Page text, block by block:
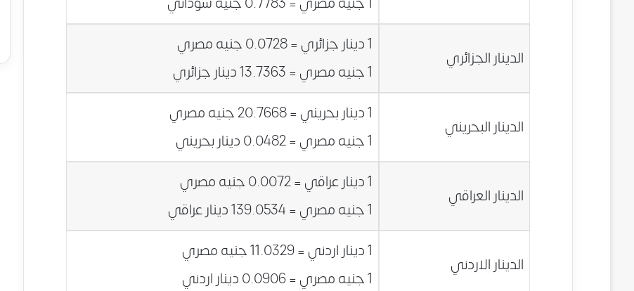
الدينار الجزائري
1 دينار جزائري = 0.0728 جنيه مصري
1 جنيه مصري = 13.7363 دينار جزائري
الدينار البحريني
1 دينار بحريني = 20.7668 جنيه مصري
1 جنيه مصري = 0.0482 دينار بحريني
الدينار العراقي
1 دينار عراقي = 0.0072 جنيه مصري
1 جنيه مصري = 139.0534 دينار عراقي
الدينار الاردني
1 دينار اردني = 11.0329 جنيه مصري
1 جنيه مصري = 0.0906 دينار اردني